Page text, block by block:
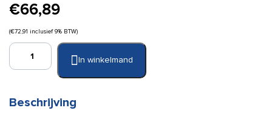
€66,89
(€72,91 inclusief 9% BTW)
Verbandkoffer
Oranje
In winkelmand
Beschrijving